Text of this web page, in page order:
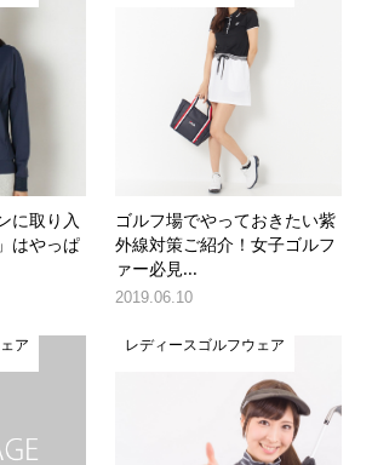
に取り入
はやっぱ
ゴルフ場でやっておきたい紫
外線対策ご紹介！女子ゴルフ
ァー必見...
2019.06.10
ア レディースゴルフウェア